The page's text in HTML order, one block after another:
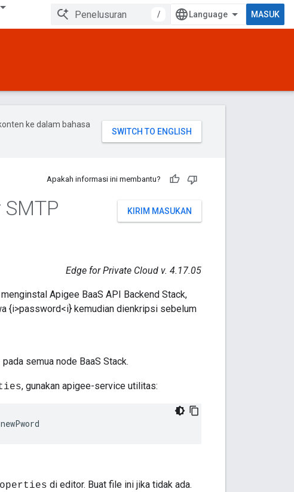
/ MASUK
ke dalam bahasa
Apakah informasi ini membantu?
KIRIM MASUKAN
Edge for Private Cloud v. 4.17.05
Apigee BaaS API Backend Stack,
{i>password<i} kemudian dienkripsi sebelum
pada semua node BaaS Stack.
, gunakan apigee-service utilitas:
di editor. Buat file ini jika tidak ada.